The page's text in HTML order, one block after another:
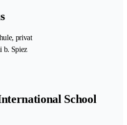
privat
b. Spiez
School